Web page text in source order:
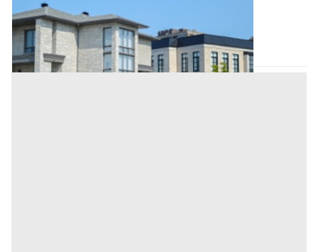
Palmas Arborea (Oristano)
57.000 €
Asta chiusa